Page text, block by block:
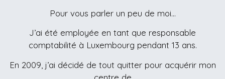
Pour vous parler un peu de moi…
J’ai été employée en tant que responsable
comptabilité à Luxembourg pendant 13 ans.
En 2009, j’ai décidé de tout quitter pour acquérir mon